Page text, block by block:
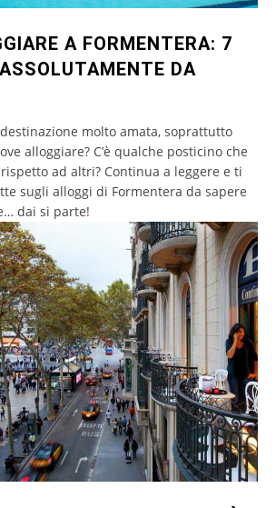
A FORMENTERA: 7
DA
molto amata, soprattutto
alloggiare? C’è qualche posticino che
ad altri? Continua a leggere e ti
sugli alloggi di Formentera da sapere
dai si parte!